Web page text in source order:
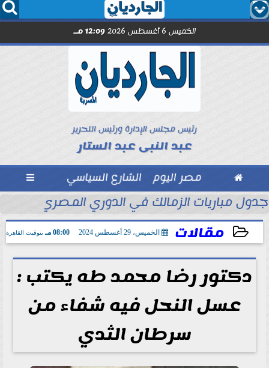
  
الخميس 6 أغسطس 2026 12:09 مـ
رئيس مجلس الإدارة ورئيس التحرير
عبد النبى عبد الستار
 مصر اليوم الشارع السياسي 
رسالة في نقد...
جدول مباريات الزمالك في الدوري المصري....
مقالات الخميس، 29 أغسطس 2024 08:00 مـ بتوقيت القاهرة
2024-08-29 20:00:56
دكتور رضا محمد طه يكتب :
عسل النحل فيه شفاء من
سرطان الثدي